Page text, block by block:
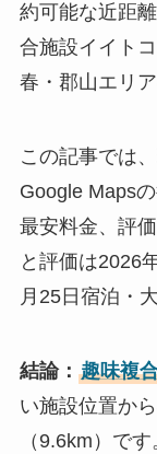
約可能な近距
合施設イイト
春・郡山エリ
この記事では
Google Maps
最安料金、評
と評価は2026
月25日宿泊・
結論： 趣味複
い施設位置か
（9.6km）で